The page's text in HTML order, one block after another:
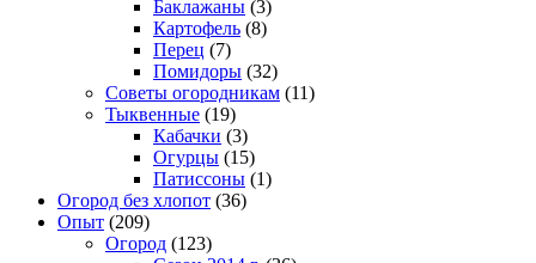
Баклажаны (3)
Картофель (8)
Перец (7)
Помидоры (32)
Советы огородникам (11)
Тыквенные (19)
Кабачки (3)
Огурцы (15)
Патиссоны (1)
Огород без хлопот (36)
Опыт (209)
Огород (123)